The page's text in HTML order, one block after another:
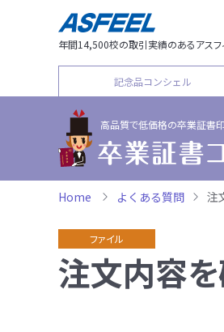
年間14,500校の取引実績のあるアスフ
記念品コンシェル
高品質で低価格の卒業証書
Home よくある質問 注
ファイル
注文内容を